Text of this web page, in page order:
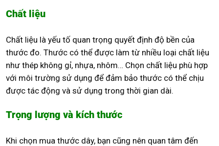
Chất liệu
Chất liệu là yếu tố quan trọng quyết định độ bền của
thước đo. Thước có thể được làm từ nhiều loại chất liệu
như thép không gỉ, nhựa, nhôm… Chọn chất liệu phù hợp
với môi trường sử dụng để đảm bảo thước có thể chịu
được tác động và sử dụng trong thời gian dài.
Trọng lượng và kích thước
Khi chọn mua thước dây, bạn cũng nên quan tâm đến